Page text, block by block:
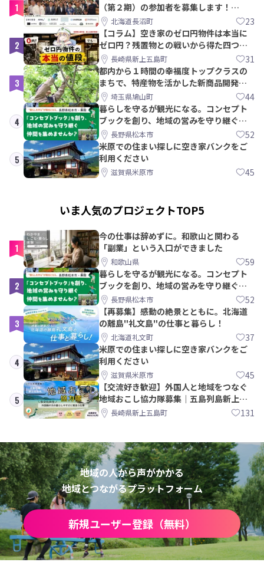
1
（第２期）の参加者を募集します！
【8/21〆】
北海道長沼町 23
2
【コラム】空き家のゼロ円物件は本当に
ゼロ円？残置物との戦いから得た四つの
教訓｜新上五島町
長崎県新上五島町 31
3
都内から１時間の幸福度トップクラスの
まちで、特産物を活かした新商品開発＆
PRメンバー募集！
埼玉県鳩山町 44
4
暮らしを守るが観光になる。コンセプト
ブックを創り、地域の営みを守り継ぐ仲
間を集めませんか？
長野県松本市 52
5
米原での住まい探しに空き家バンクをご
利用ください
滋賀県米原市 45
いま人気のプロジェクトTOP5
1
今の仕事は辞めずに。和歌山と関わる
「副業」という入口ができました
和歌山県 59
2
暮らしを守るが観光になる。コンセプト
ブックを創り、地域の営みを守り継ぐ仲
間を集めませんか？
長野県松本市 52
3
【再募集】感動の絶景とともに。北海道
の離島"礼文島"の仕事と暮らし！
北海道礼文町 37
4
米原での住まい探しに空き家バンクをご
利用ください
滋賀県米原市 45
5
【交流好き歓迎】外国人と地域をつなぐ
地域おこし協力隊募集｜五島列島新上五
島町長崎県新上五島町 131
地域の人から声がかかる
地域とつながるプラットフォーム
新規ユーザー登録（無料）